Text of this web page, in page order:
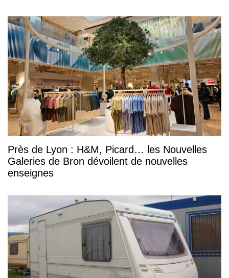
Près de Lyon : H&M, Picard… les Nouvelles
Galeries de Bron dévoilent de nouvelles
enseignes